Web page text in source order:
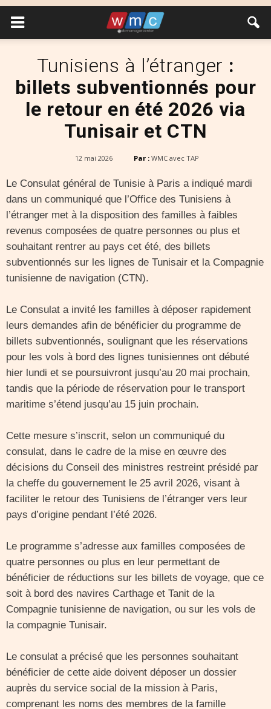
Tunisiens à l’étranger :
billets subventionnés pour
le retour en été 2026 via
Tunisair et CTN
12 mai 2026 Par : WMC avec TAP
Le Consulat général de Tunisie à Paris a indiqué mardi
dans un communiqué que l’Office des Tunisiens à
l’étranger met à la disposition des familles à faibles
revenus composées de quatre personnes ou plus et
souhaitant rentrer au pays cet été, des billets
subventionnés sur les lignes de Tunisair et la Compagnie
tunisienne de navigation (CTN).
Le Consulat a invité les familles à déposer rapidement
leurs demandes afin de bénéficier du programme de
billets subventionnés, soulignant que les réservations
pour les vols à bord des lignes tunisiennes ont débuté
hier lundi et se poursuivront jusqu’au 20 mai prochain,
tandis que la période de réservation pour le transport
maritime s’étend jusqu’au 15 juin prochain.
Cette mesure s’inscrit, selon un communiqué du
consulat, dans le cadre de la mise en œuvre des
décisions du Conseil des ministres restreint présidé par
la cheffe du gouvernement le 25 avril 2026, visant à
faciliter le retour des Tunisiens de l’étranger vers leur
pays d’origine pendant l’été 2026.
Le programme s’adresse aux familles composées de
quatre personnes ou plus en leur permettant de
bénéficier de réductions sur les billets de voyage, que ce
soit à bord des navires Carthage et Tanit de la
Compagnie tunisienne de navigation, ou sur les vols de
la compagnie Tunisair.
Le consulat a précisé que les personnes souhaitant
bénéficier de cette aide doivent déposer un dossier
auprès du service social de la mission à Paris,
comprenant les noms des membres de la famille